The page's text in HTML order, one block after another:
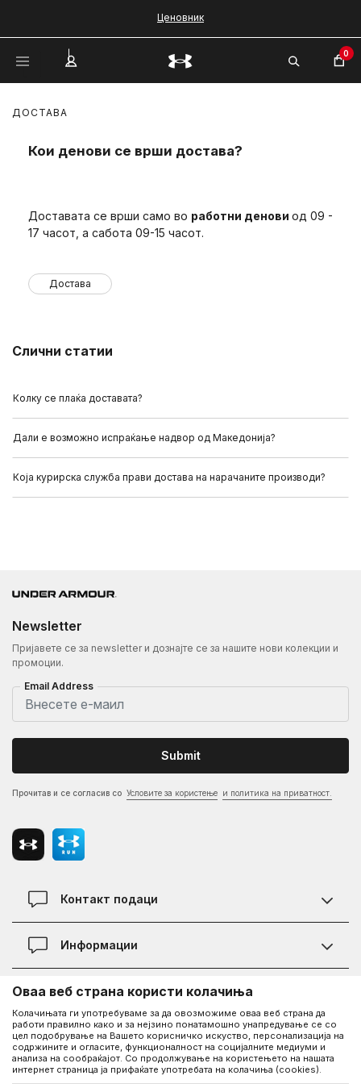
Ценовник
0
ДОСТАВА
Кои денови се врши достава?
Доставата се врши само во работни денови од 09 -
17 часот, а сабота 09-15 часот.
Достава
Слични статии
Колку се плаќа доставата?
Дали е возможно испраќање надвор од Македонија?
Која курирска служба прави достава на нарачаните производи?
Newsletter
Пријавете се за newsletter и дознајте се за нашите нови колекции и
промоции.
Email Address
Submit
Прочитав и се согласив со Условите за користење и политика на приватност.
Контакт подаци
Контакт
Информации
Политика на приватност
Најчести прашања
Информации за Under Armour
За нас - приказната за Under Armour
Дознајте повеќе за UA
Вработување
UA Social
Facebook
Оваа веб страна користи колачиња
Колачињата ги употребуваме за да овозможиме оваа веб страна да
работи правилно како и за нејзино понатамошно унапредување се со
цел подобрување на Вашето корисничко искуство, персонализација на
содржините и огласите, функционалност на социјалните медиуми и
анализа на сообраќајот. Со продолжување на користењето на нашата
интернет страница ја прифаќате употребата на колачиња (cookies).